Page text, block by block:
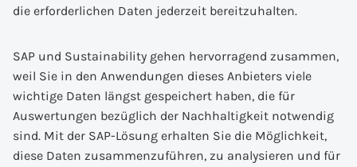
die erforderlichen Daten jederzeit bereitzuhalten.
SAP und Sustainability gehen hervorragend zusammen,
weil Sie in den Anwendungen dieses Anbieters viele
wichtige Daten längst gespeichert haben, die für
Auswertungen bezüglich der Nachhaltigkeit notwendig
sind. Mit der SAP-Lösung erhalten Sie die Möglichkeit,
diese Daten zusammenzuführen, zu analysieren und für